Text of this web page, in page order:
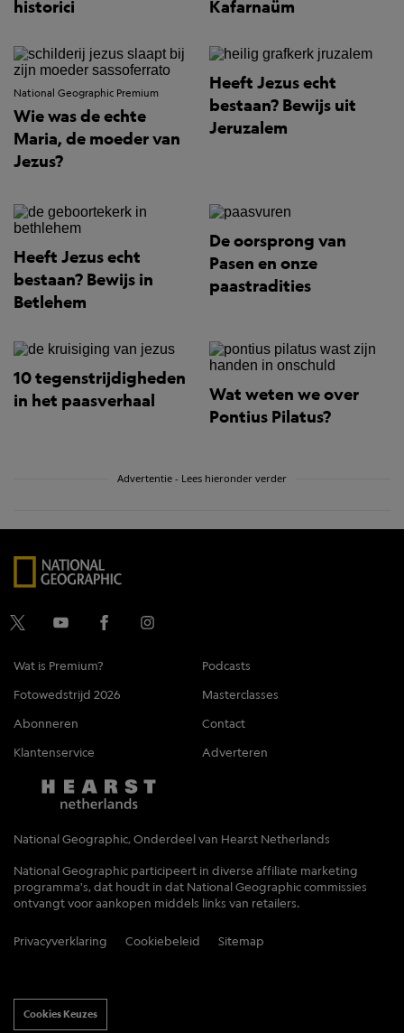
historici
Kafarnaüm
National Geographic Premium
Wie was de echte
Maria, de moeder van
Jezus?
Heeft Jezus echt
bestaan? Bewijs uit
Jeruzalem
Heeft Jezus echt
bestaan? Bewijs in
Betlehem
De oorsprong van
Pasen en onze
paastradities
10 tegenstrijdigheden
in het paasverhaal
Wat weten we over
Pontius Pilatus?
Advertentie - Lees hieronder verder
Wat is Premium?
Podcasts
Fotowedstrijd 2026
Masterclasses
Abonneren
Contact
Klantenservice
Adverteren
National Geographic, Onderdeel van Hearst Netherlands
National Geographic participeert in diverse affiliate marketing
programma's, dat houdt in dat National Geographic commissies
ontvangt voor aankopen middels links van retailers.
Privacyverklaring Cookiebeleid Sitemap
Cookies Keuzes